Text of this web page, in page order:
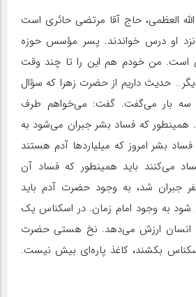
العظمی، حاج آقا مرتضی حائری است
نزد او درس خواندند. پسر مؤسس حوزه
است. من خودم هم این را تا چند وقت
حدیث داریم از حضرت زهرا که سؤال
سه بار می‌گفت. گفت: می‌خواهم طرف
همینطور که فساد بشر جبران می‌شود به
بشر امروز که میلیاردها آدم هستند
می‌کنند باید همینطور که فساد آن
جبران شد، به وجود حضرت آدم باید
شود به وجود امام زمان. در اسکناس یک
انسان ارزش می‌دهد. نخ هستی حضرت
بکشند، کاغذ پاره‌ای بیش نیست.